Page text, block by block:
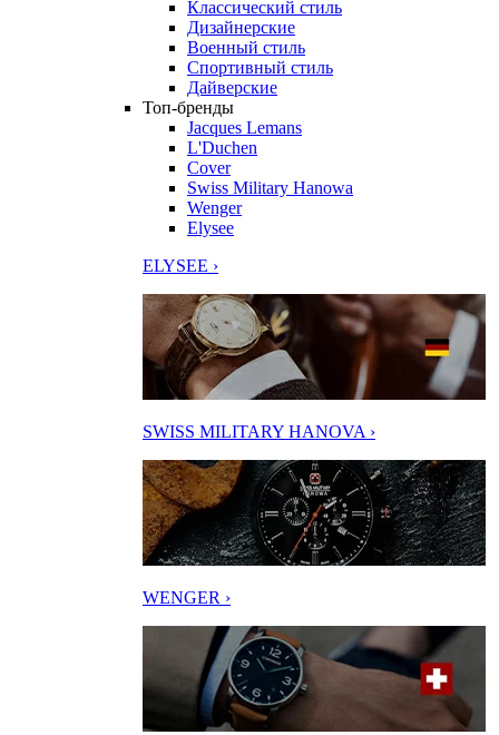
Классический стиль
Дизайнерские
Военный стиль
Спортивный стиль
Дайверские
Топ-бренды
Jacques Lemans
L'Duchen
Cover
Swiss Military Hanowa
Wenger
Elysee
ELYSEE ›
SWISS MILITARY HANOVA ›
WENGER ›